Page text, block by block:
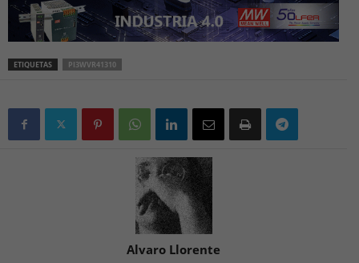
ETIQUETAS PI3WVR41310
Alvaro Llorente